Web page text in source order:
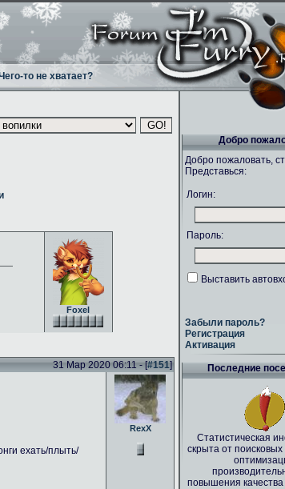
то не хватает?
Foxel
31 Мар 2020 06:11 - [#151]
ехать/плыть/
RexX
Добро
Добро пожаловать,
Представься:
Логин:
Пароль:
Выставить
Забыли пароль?
Регистрация
Активация
Последние
Статистическая
скрыта от
повышения качества